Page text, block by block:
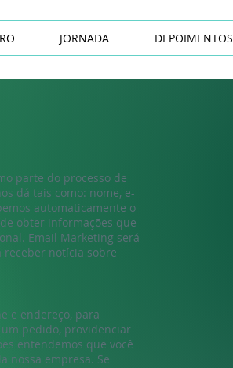
JORNADA DEPOIMENTOS
parte do processo de
dá tais como: nome, e-
automaticamente o
obter informações que
Email Marketing será
receber notícia sobre
e endereço, para
pedido, providenciar
entendemos que você
nossa empresa. Se